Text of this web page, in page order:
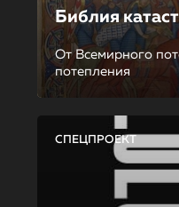
Библия
От Всемирного
потепления
СПЕЦПРОЕКТ